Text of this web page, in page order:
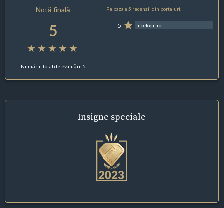
Notă finală
5
Numărul total de evaluări: 5
Pe baza a 5 recenzii din portaluri:
5 nicelocal.ro
Insigne speciale